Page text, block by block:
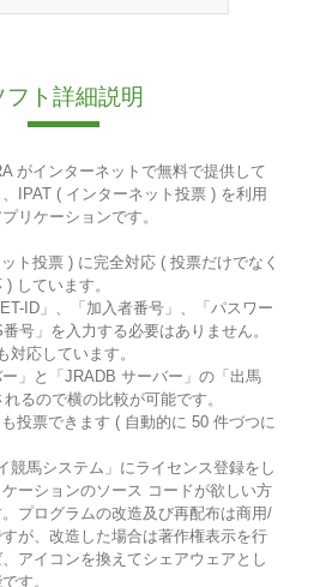
フト詳細説明
がインターネットで無料で提供して
IPAT ( インターネット投票 ) を利用
リケーションです。
ト投票 ) に完全対応 ( 投票だけでなく
しています。
ID」、「加入者番号」、「パスワー
号」を入力する必要はありません。
対応しています。
」と「JRADB サーバー」の「出馬
るので横の比較が可能です。
投票できます ( 自動的に 50 件づつに
競馬システム」にライセンス登録をし
ーションのソース コードが欲しい方
プログラムの改造及び再配布は商用/
が、改造した場合は著作権表示を行
アイコンを換えてシェアウェアとし
す。